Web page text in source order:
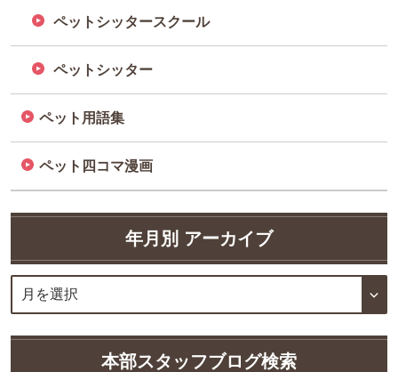
ペットシッタースクール
ペットシッター
ペット用語集
ペット四コマ漫画
年月別 アーカイブ
本部スタッフブログ検索